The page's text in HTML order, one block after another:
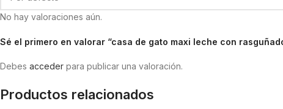
No hay valoraciones aún.
Sé el primero en valorar “casa de gato maxi leche con
Debes acceder para publicar una valoración.
Productos relacionados